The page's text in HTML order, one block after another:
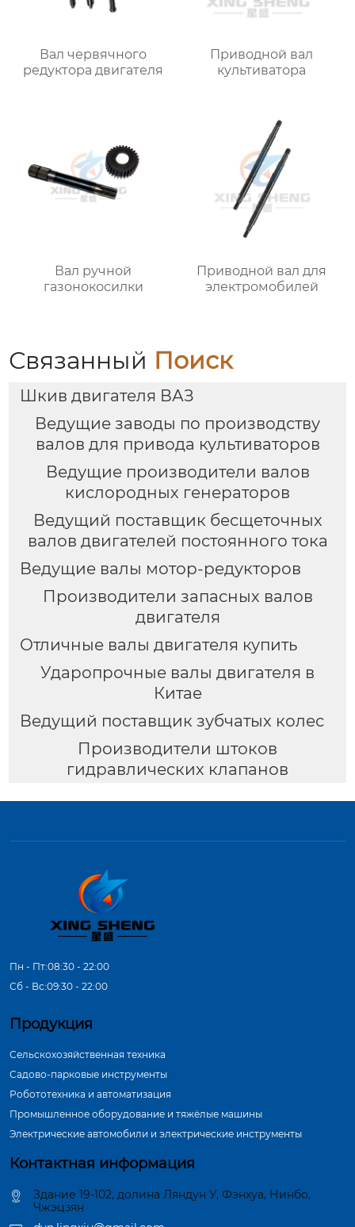
Вал червячного
редуктора двигателя
Приводной вал
культиватора
Вал ручной
газонокосилки
Приводной вал для
электромобилей
Связанный Поиск
Шкив двигателя ВАЗ
Ведущие заводы по производству
валов для привода культиваторов
Ведущие производители валов
кислородных генераторов
Ведущий поставщик бесщеточных
валов двигателей постоянного тока
Ведущие валы мотор-редукторов
Производители запасных валов
двигателя
Отличные валы двигателя купить
Ударопрочные валы двигателя в
Китае
Ведущий поставщик зубчатых колес
Производители штоков
гидравлических клапанов
Пн - Пт:08:30 - 22:00
Сб - Вс:09:30 - 22:00
Продукция
Сельскохозяйственная техника
Садово-парковые инструменты
Робототехника и автоматизация
Промышленное оборудование и тяжёлые машины
Электрические автомобили и электрические инструменты
Контактная информация
Здание 19-102, долина Ляндун У, Фэнхуа, Нинбо,
Чжэцзян